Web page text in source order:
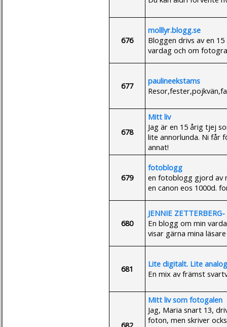
676
molllyr.blogg.se
Bloggen drivs av en
vardag och om
677
paulineekstams
678
Mitt liv
Jag är en 15 årig tjej
lite annorlunda. Ni får
annat!
679
fotoblogg
en fotoblogg gjord av
en canon eos 1000d.
680
JENNIE
En blogg om min
visar gärna mina
681
Lite digitalt. Lite
En mix av främst
682
Mitt liv som fotogalen
Jag, Maria snart 13,
foton, men skriver